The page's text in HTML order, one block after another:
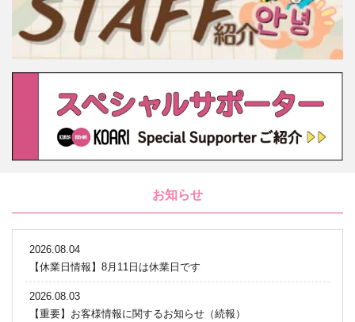
お知らせ
2026.08.04
【休業日情報】8月11日は休業日です
2026.08.03
【重要】お客様情報に関するお知らせ（続報）